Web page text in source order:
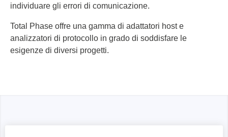
individuare gli errori di comunicazione.
Total Phase offre una gamma di adattatori host e
analizzatori di protocollo in grado di soddisfare le
esigenze di diversi progetti.